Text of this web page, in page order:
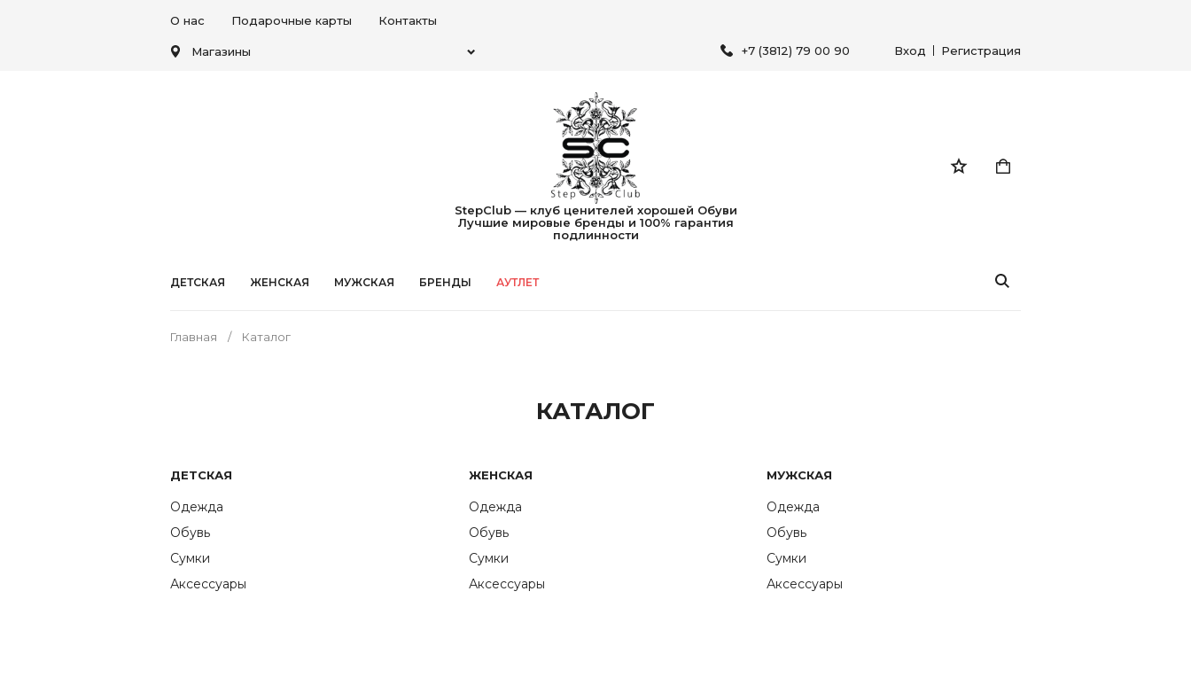
О нас Подарочные карты Контакты
Магазины +7 (3812) 79 00 90 Вход Регистрация
StepClub — клуб ценителей хорошей Обуви
Лучшие мировые бренды и 100% гарантия
подлинности
ДЕТСКАЯ ЖЕНСКАЯ МУЖСКАЯ БРЕНДЫ АУТЛЕТ
Главная Каталог
КАТАЛОГ
ДЕТСКАЯ
Одежда
Обувь
Сумки
Аксессуары
ЖЕНСКАЯ
Одежда
Обувь
Сумки
Аксессуары
МУЖСКАЯ
Одежда
Обувь
Сумки
Аксессуары